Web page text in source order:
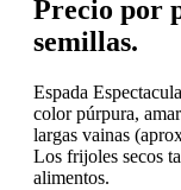
Precio por
semillas.
Espada
color púrpura,
largas vainas
Los frijoles secos
alimentos.